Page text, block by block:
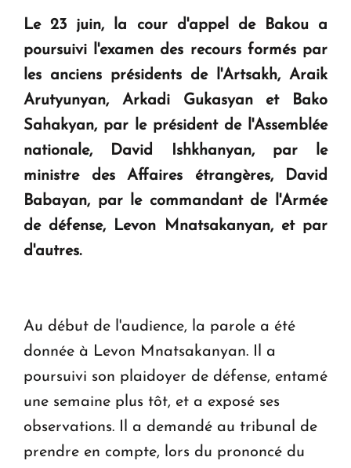
" Tant qu'il n'existe pas d'alternative concrète, la
question d'un référendum ne se pose pas. "
KASA : 30 ans d'audace, de résilience et d'avenir
en Arménie
Le 23 juin, la cour d'appel de Bakou a
poursuivi l'examen des recours formés par
les anciens présidents de l'Artsakh, Araik
Arutyunyan, Arkadi Gukasyan et Bako
Sahakyan, par le président de l'Assemblée
nationale, David Ishkhanyan, par le
ministre des Affaires étrangères, David
Babayan, par le commandant de l'Armée
de défense, Levon Mnatsakanyan, et par
d'autres.
Au début de l'audience, la parole a été
donnée à Levon Mnatsakanyan. Il a
poursuivi son plaidoyer de défense, entamé
une semaine plus tôt, et a exposé ses
observations. Il a demandé au tribunal de
prendre en compte, lors du prononcé du